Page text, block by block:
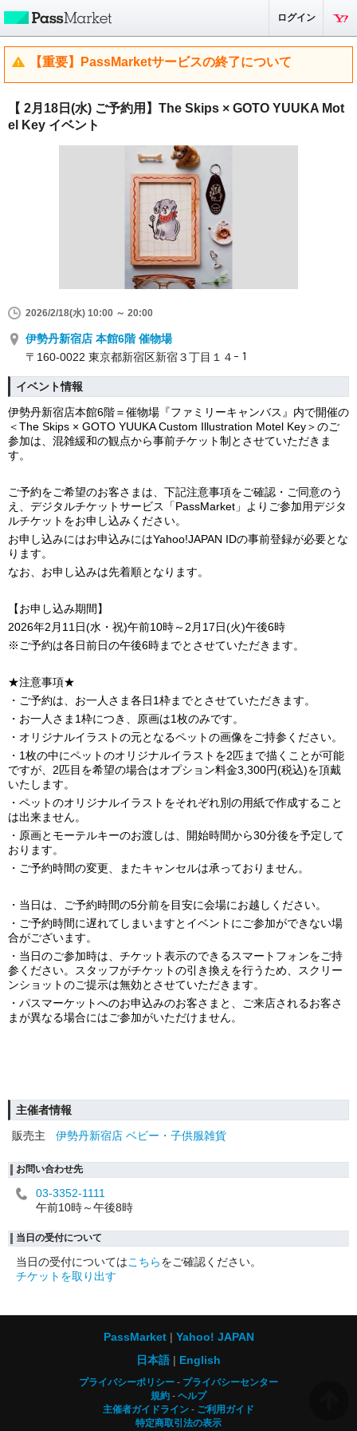
ログイン
【重要】PassMarketサービスの終了について
【 2月18日(水) ご予約用】The Skips × GOTO YUUKA Mot
el Key イベント
2026/2/18(水) 10:00 ～ 20:00
伊勢丹新宿店 本館6階 催物場
〒160-0022 東京都新宿区新宿３丁目１４ｰ１
イベント情報
伊勢丹新宿店本館6階＝催物場『ファミリーキャンバス』内で開催の
＜The Skips × GOTO YUUKA Custom Illustration Motel Key＞のご
参加は、混雑緩和の観点から事前チケット制とさせていただきま
す。
ご予約をご希望のお客さまは、下記注意事項をご確認・ご同意のう
え、デジタルチケットサービス「PassMarket」よりご参加用デジタ
ルチケットをお申し込みください。
お申し込みにはお申込みにはYahoo!JAPAN IDの事前登録が必要とな
ります。
なお、お申し込みは先着順となります。
【お申し込み期間】
2026年2月11日(水・祝)午前10時～2月17日(火)午後6時
※ご予約は各日前日の午後6時までとさせていただきます。
★注意事項★
・ご予約は、お一人さま各日1枠までとさせていただきます。
・お一人さま1枠につき、原画は1枚のみです。
・オリジナルイラストの元となるペットの画像をご持参ください。
・1枚の中にペットのオリジナルイラストを2匹まで描くことが可能
ですが、2匹目を希望の場合はオプション料金3,300円(税込)を頂戴
いたします。
・ペットのオリジナルイラストをそれぞれ別の用紙で作成すること
は出来ません。
・原画とモーテルキーのお渡しは、開始時間から30分後を予定して
おります。
・ご予約時間の変更、またキャンセルは承っておりません。
・当日は、ご予約時間の5分前を目安に会場にお越しください。
・ご予約時間に遅れてしまいますとイベントにご参加ができない場
合がございます。
・当日のご参加時は、チケット表示のできるスマートフォンをご持
参ください。スタッフがチケットの引き換えを行うため、スクリー
ンショットのご提示は無効とさせていただきます。
・パスマーケットへのお申込みのお客さまと、ご来店されるお客さ
まが異なる場合にはご参加がいただけません。
主催者情報
販売主
伊勢丹新宿店 ベビー・子供服雑貨
お問い合わせ先
03-3352-1111
午前10時～午後8時
当日の受付について
当日の受付についてはこちらをご確認ください。
チケットを取り出す
PassMarket
Yahoo! JAPAN
日本語
English
プライバシーポリシー
プライバシーセンター
規約
ヘルプ
主催者ガイドライン
ご利用ガイド
特定商取引法の表示